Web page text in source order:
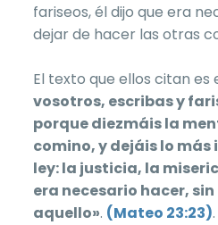
fariseos, él dijo que era
dejar de hacer las otras
El texto que ellos citan es
vosotros, escribas y
porque diezmáis la
comino, y dejáis lo
ley: la justicia, la
era necesario hacer,
aquello». (Mateo 23:23).